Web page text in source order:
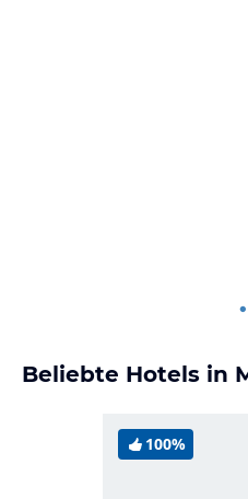
Beliebte Hotels in
100%